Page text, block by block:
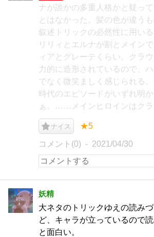
ナが誰かの多重人格かと疑っ
とはなかった。髪の色が違う
叙述トリックの必然性に用いる
リリィとエルナが割とメイン
ィアとグレーテくらい。クラ
力的に造形されているので、
でなく微笑ましく感じられる
時代のエピソードがいずれ明
ぁ。……メインヒロインはクラ
ナイス ★5
コメント(0) 2021/04/30
妖精
大ネタのトリックゆえの読み
ど、キャラが立っているので
と面白い。